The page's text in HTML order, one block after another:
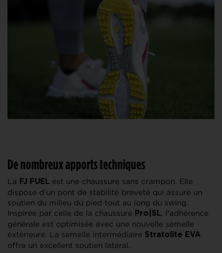
De nombreux apports techniques
La FJ FUEL est une chaussure sans crampon. Elle
dispose d’un pont de stabilité breveté qui assure un
soutien du milieu du pied tout au long du swing.
Inspirée par celle de la chaussure Pro|SL, l’adhérence
générale est optimisée avec une nouvelle semelle
extérieure. La semelle intermédiaire Stratolite EVA
offre un excellent soutien latéral.